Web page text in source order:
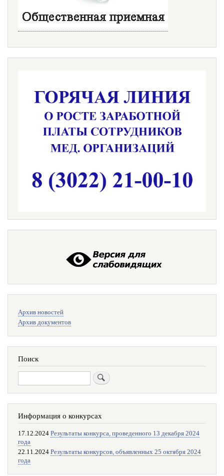
поиска
Архив новостей
Архив документов
Поиск
Поиск
Информация о конкурсах
17.12.2024 Результаты конкурса, проведенного 13 декабря 2024
года
22.11.2024 Результаты конкурсов, объявленных 25 октября 2024
года